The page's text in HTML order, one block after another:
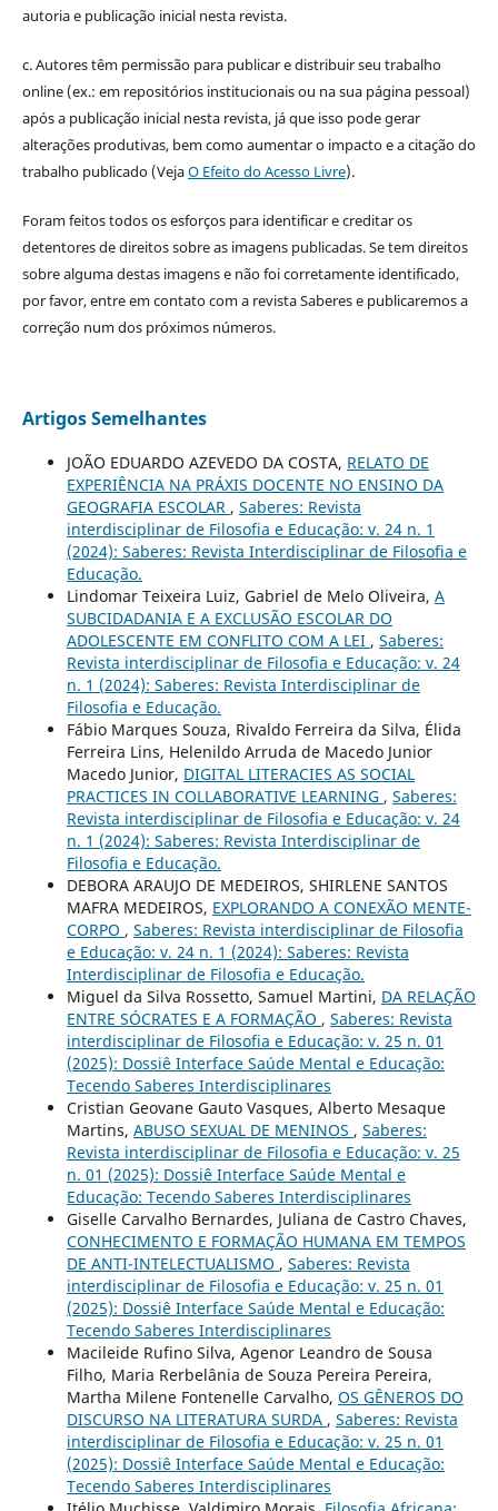
autoria e publicação inicial nesta revista.
c. Autores têm permissão para publicar e distribuir seu trabalho
online (ex.: em repositórios institucionais ou na sua página pessoal)
após a publicação inicial nesta revista, já que isso pode gerar
alterações produtivas, bem como aumentar o impacto e a citação do
trabalho publicado (VejaO Efeito do Acesso Livre).
Foram feitos todos os esforços para identificar e creditar os
detentores de direitos sobre as imagens publicadas. Se tem direitos
sobre alguma destas imagens e não foi corretamente identificado,
por favor, entre em contato com a revista Saberes e publicaremos a
correção num dos próximos números.
Artigos Semelhantes
JOÃO EDUARDO AZEVEDO DA COSTA, RELATO DE
EXPERIÊNCIA NA PRÁXIS DOCENTE NO ENSINO DA
GEOGRAFIA ESCOLAR , Saberes: Revista
interdisciplinar de Filosofia e Educação: v. 24 n. 1
(2024): Saberes: Revista Interdisciplinar de Filosofia e
Educação.
Lindomar Teixeira Luiz, Gabriel de Melo Oliveira, A
SUBCIDADANIA E A EXCLUSÃO ESCOLAR DO
ADOLESCENTE EM CONFLITO COM A LEI , Saberes:
Revista interdisciplinar de Filosofia e Educação: v. 24
n. 1 (2024): Saberes: Revista Interdisciplinar de
Filosofia e Educação.
Fábio Marques Souza, Rivaldo Ferreira da Silva, Élida
Ferreira Lins, Helenildo Arruda de Macedo Junior
Macedo Junior, DIGITAL LITERACIES AS SOCIAL
PRACTICES IN COLLABORATIVE LEARNING , Saberes:
Revista interdisciplinar de Filosofia e Educação: v. 24
n. 1 (2024): Saberes: Revista Interdisciplinar de
Filosofia e Educação.
DEBORA ARAUJO DE MEDEIROS, SHIRLENE SANTOS
MAFRA MEDEIROS, EXPLORANDO A CONEXÃO MENTE-
CORPO , Saberes: Revista interdisciplinar de Filosofia
e Educação: v. 24 n. 1 (2024): Saberes: Revista
Interdisciplinar de Filosofia e Educação.
Miguel da Silva Rossetto, Samuel Martini, DA RELAÇÃO
ENTRE SÓCRATES E A FORMAÇÃO , Saberes: Revista
interdisciplinar de Filosofia e Educação: v. 25 n. 01
(2025): Dossiê Interface Saúde Mental e Educação:
Tecendo Saberes Interdisciplinares
Cristian Geovane Gauto Vasques, Alberto Mesaque
Martins, ABUSO SEXUAL DE MENINOS , Saberes:
Revista interdisciplinar de Filosofia e Educação: v. 25
n. 01 (2025): Dossiê Interface Saúde Mental e
Educação: Tecendo Saberes Interdisciplinares
Giselle Carvalho Bernardes, Juliana de Castro Chaves,
CONHECIMENTO E FORMAÇÃO HUMANA EM TEMPOS
DE ANTI-INTELECTUALISMO , Saberes: Revista
interdisciplinar de Filosofia e Educação: v. 25 n. 01
(2025): Dossiê Interface Saúde Mental e Educação:
Tecendo Saberes Interdisciplinares
Macileide Rufino Silva, Agenor Leandro de Sousa
Filho, Maria Rerbelânia de Souza Pereira Pereira,
Martha Milene Fontenelle Carvalho, OS GÊNEROS DO
DISCURSO NA LITERATURA SURDA , Saberes: Revista
interdisciplinar de Filosofia e Educação: v. 25 n. 01
(2025): Dossiê Interface Saúde Mental e Educação:
Tecendo Saberes Interdisciplinares